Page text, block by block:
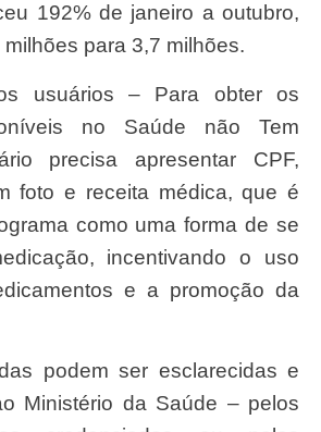
192% de janeiro a outubro,
para 3,7 milhões.
no Saúde não Tem
precisa apresentar CPF,
foto e receita médica, que é
como uma forma de se
incentivando o uso
e a promoção da
Ministério da Saúde – pelos